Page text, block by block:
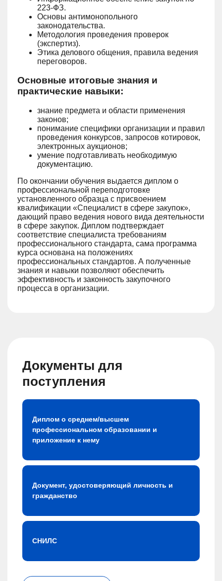
223-ФЗ.
Основы антимонопольного
законодательства.
Методология проведения проверок
(экспертиз).
Этика делового общения, правила ведения
переговоров.
Основные итоговые знания и
практические навыки:
знание предмета и области применения
законов;
понимание специфики организации и правил
проведения конкурсов, запросов котировок,
электронных аукционов;
умение подготавливать необходимую
документацию.
По окончании обучения выдается диплом о
профессиональной переподготовке
установленного образца с присвоением
квалификации «Специалист в сфере закупок»,
дающий право ведения нового вида деятельности
в сфере закупок. Диплом подтверждает
соответствие специалиста требованиям
профессионального стандарта, сама программа
курса основана на положениях
профессиональных стандартов. А полученные
знания и навыки позволяют обеспечить
эффективность и законность закупочного
процесса в организации.
Документы для
поступления
Диплом о среднем/высшем
профессиональном образовании и
приложение к нему
Документ, удостоверяющий личность и
гражданство
СНИЛС